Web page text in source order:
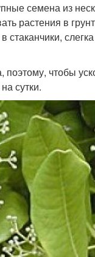
семена из
растения в
чтобы
сутки.